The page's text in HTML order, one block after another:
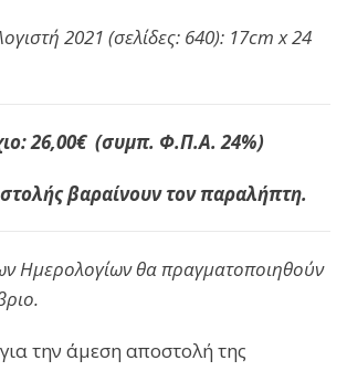
2021 (σελίδες: 640): 17cm x 24
26,00€ (συμπ. Φ.Π.Α. 24%)
βαραίνουν τον παραλήπτη.
Ημερολογίων θα πραγματοποιηθούν
την άμεση αποστολή της